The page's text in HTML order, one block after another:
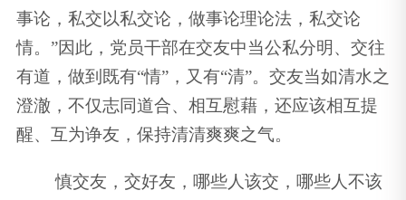
事论，私交以私交论，做事论理论法，私交论
情。”因此，党员干部在交友中当公私分明、交往
有道，做到既有“情”，又有“清”。交友当如清水之
澄澈，不仅志同道合、相互慰藉，还应该相互提
醒、互为诤友，保持清清爽爽之气。
慎交友，交好友，哪些人该交，哪些人不该